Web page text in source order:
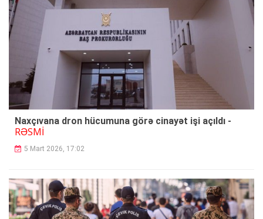
Naxçıvana dron hücumuna görə cinayət işi açıldı -
RƏSMİ
5 Mart 2026, 17:02